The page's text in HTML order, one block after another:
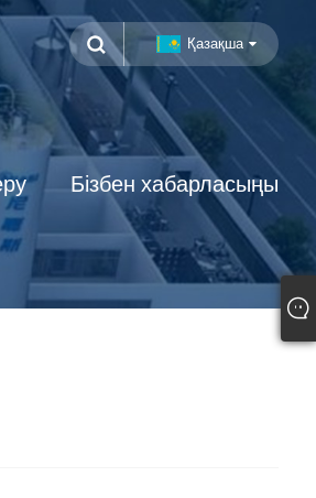
Қазақша
Бізбен хабарласыңы